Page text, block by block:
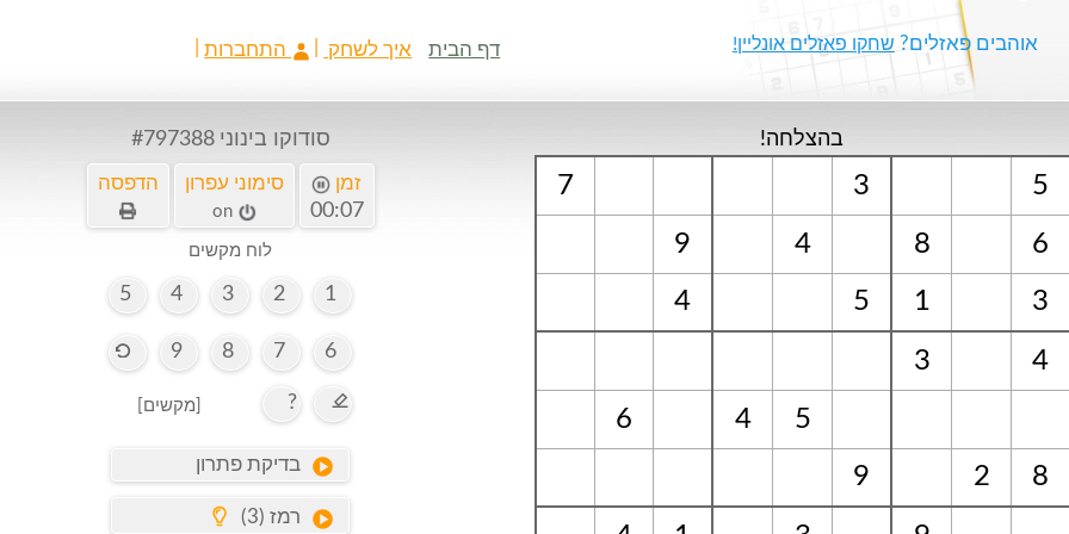
אוהבים פאזלים? שחקו פאזלים אונליין! דף הבית איך לשחק התחברות
בהצלחה!
7 3 5
9 4 8
6
4
5 1 3
3 4
6 4
5
9
2 8
סודוקו בינוני #797388
זמן
00:07
סימוני עפרון
on
הדפסה
לוח מקשים
1
2
3
4
5
6
7
8
9
? [מקשים]
בדיקת פתרון
רמז (3)